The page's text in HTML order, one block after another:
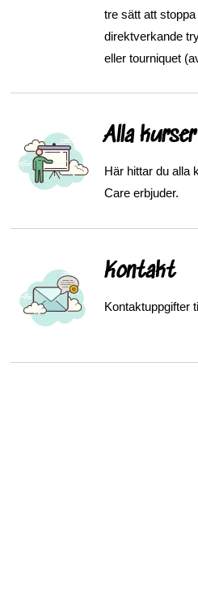
tre sätt att
direktverkande
eller tourniquet
Alla kurser
Här hittar du alla
Care erbjuder.
Kontakt
Kontaktuppgifter